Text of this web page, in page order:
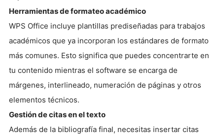
Herramientas de formateo académico
WPS Office incluye plantillas prediseñadas para trabajos
académicos que ya incorporan los estándares de formato
más comunes. Esto significa que puedes concentrarte en
tu contenido mientras el software se encarga de
márgenes, interlineado, numeración de páginas y otros
elementos técnicos.
Gestión de citas en el texto
Además de la bibliografía final, necesitas insertar citas